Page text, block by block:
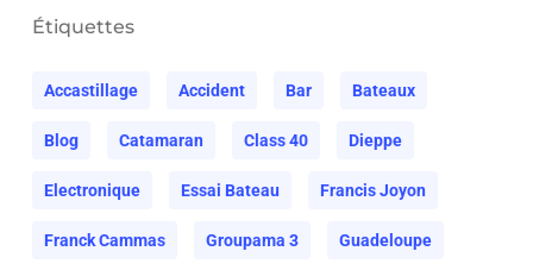
Étiquettes
Accastillage Accident Bar Bateaux
Blog Catamaran Class 40 Dieppe
Electronique Essai Bateau Francis Joyon
Franck Cammas Groupama 3 Guadeloupe